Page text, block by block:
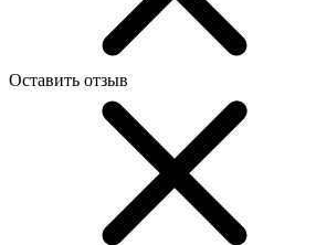
Оставить отзыв